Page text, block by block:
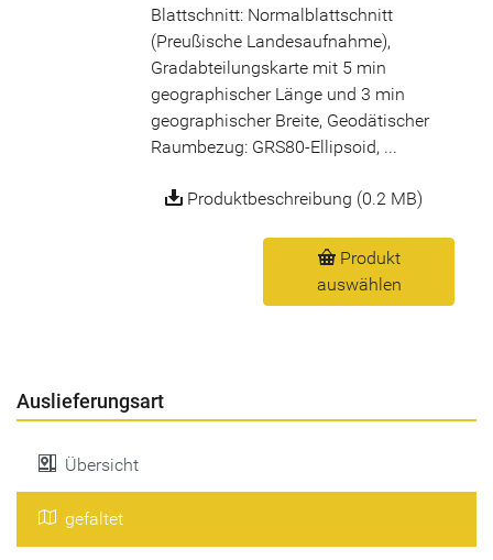
Blattschnitt: Normalblattschnitt
(Preußische Landesaufnahme),
Gradabteilungskarte mit 5 min
geographischer Länge und 3 min
geographischer Breite, Geodätischer
Raumbezug: GRS80-Ellipsoid, ...
Produktbeschreibung (0.2 MB)
Produkt
auswählen
Auslieferungsart
Übersicht
gefaltet